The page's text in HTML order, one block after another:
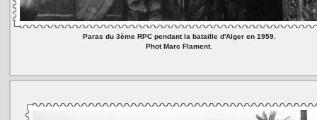
Paras du 3ème RPC pendant la bataille d'Alger en 1959.
Phot Marc Flament.